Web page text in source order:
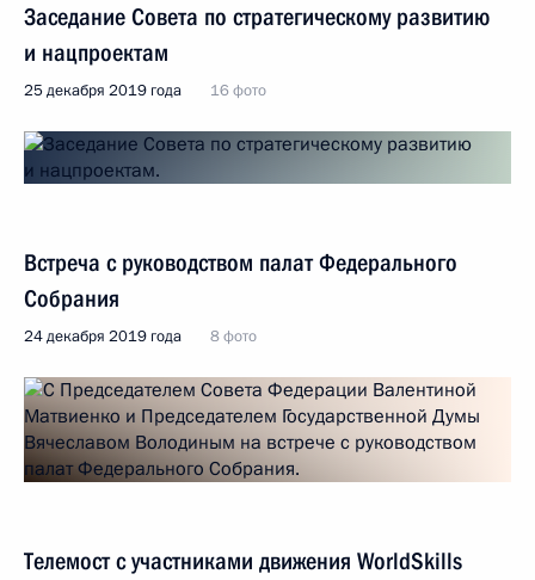
Заседание Совета по стратегическому развитию
и нацпроектам
25 декабря 2019 года 16 фото
Встреча с руководством палат Федерального
Собрания
24 декабря 2019 года 8 фото
Телемост с участниками движения WorldSkills